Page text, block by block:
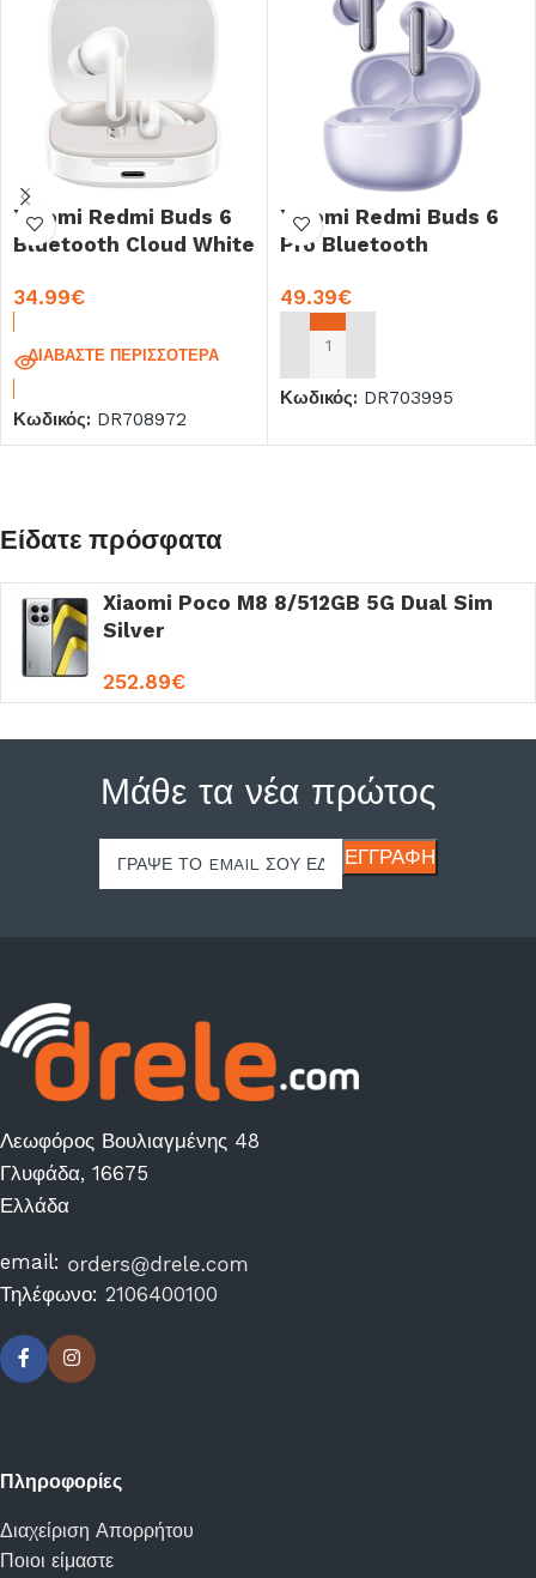
Xiaomi Redmi Buds 6
Bluetooth Cloud White
34.99€
ΔΙΑΒΆΣΤΕ ΠΕΡΙΣΣΌΤΕΡΑ
Κωδικός: DR708972
Xiaomi Redmi Buds 6
Pro Bluetooth
49.39€
ΠΡΟΣΘΉΚΗ ΣΤΟ ΚΑΛΆΘΙ
Κωδικός: DR703995
Είδατε πρόσφατα
Xiaomi Poco M8 8/512GB 5G Dual Sim
Silver
252.89€
Μάθε τα νέα πρώτος
Λεωφόρος Βουλιαγμένης 48
Γλυφάδα, 16675
Ελλάδα
email:
Τηλέφωνο: 2106400100
Πληροφορίες
Διαχείριση Απορρήτου
Ποιοι είμαστε